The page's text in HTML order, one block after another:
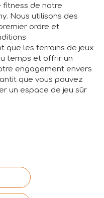
fitness de notre
Nous utilisons des
ordre et
que les terrains de jeux
temps et offrir un
engagement envers
que vous pouvez
un espace de jeu sûr